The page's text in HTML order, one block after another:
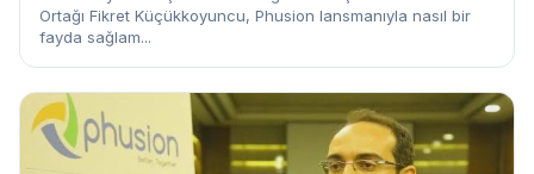
Ortağı Fikret Küçükkoyuncu, Phusion lansmanıyla nasıl bir
fayda sağlam...